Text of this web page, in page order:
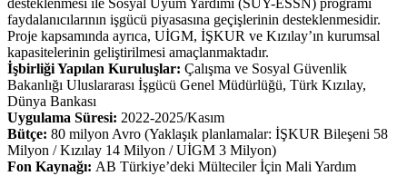
faydalanıcılarının işgücü piyasasına geçişlerinin desteklenmesidir.
Proje kapsamında ayrıca, UİGM, İŞKUR ve Kızılay’ın kurumsal
kapasitelerinin geliştirilmesi amaçlanmaktadır.
İşbirliği Yapılan Kuruluşlar: Çalışma ve Sosyal Güvenlik
Bakanlığı Uluslararası İşgücü Genel Müdürlüğü, Türk Kızılay,
Dünya Bankası
Uygulama Süresi: 2022-2025/Kasım
Bütçe: 80 milyon Avro (Yaklaşık planlamalar: İŞKUR Bileşeni 58
Milyon / Kızılay 14 Milyon / UİGM 3 Milyon)
Fon Kaynağı: AB Türkiye’deki Mülteciler İçin Mali Yardım